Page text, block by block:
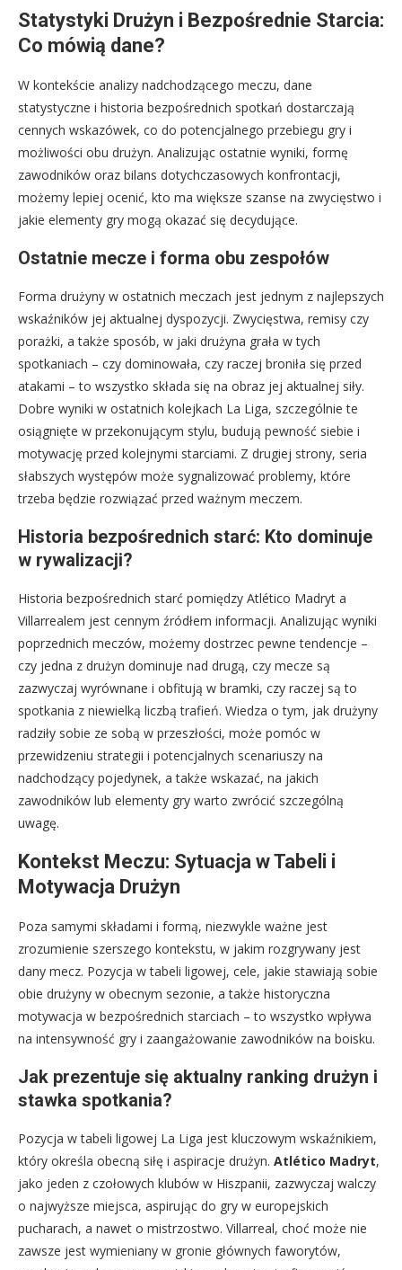
Statystyki Drużyn i Bezpośrednie Starcia:
Co mówią dane?
W kontekście analizy nadchodzącego meczu, dane
statystyczne i historia bezpośrednich spotkań dostarczają
cennych wskazówek, co do potencjalnego przebiegu gry i
możliwości obu drużyn. Analizując ostatnie wyniki, formę
zawodników oraz bilans dotychczasowych konfrontacji,
możemy lepiej ocenić, kto ma większe szanse na zwycięstwo i
jakie elementy gry mogą okazać się decydujące.
Ostatnie mecze i forma obu zespołów
Forma drużyny w ostatnich meczach jest jednym z najlepszych
wskaźników jej aktualnej dyspozycji. Zwycięstwa, remisy czy
porażki, a także sposób, w jaki drużyna grała w tych
spotkaniach – czy dominowała, czy raczej broniła się przed
atakami – to wszystko składa się na obraz jej aktualnej siły.
Dobre wyniki w ostatnich kolejkach La Liga, szczególnie te
osiągnięte w przekonującym stylu, budują pewność siebie i
motywację przed kolejnymi starciami. Z drugiej strony, seria
słabszych występów może sygnalizować problemy, które
trzeba będzie rozwiązać przed ważnym meczem.
Historia bezpośrednich starć: Kto dominuje
w rywalizacji?
Historia bezpośrednich starć pomiędzy Atlético Madryt a
Villarrealem jest cennym źródłem informacji. Analizując wyniki
poprzednich meczów, możemy dostrzec pewne tendencje –
czy jedna z drużyn dominuje nad drugą, czy mecze są
zazwyczaj wyrównane i obfitują w bramki, czy raczej są to
spotkania z niewielką liczbą trafień. Wiedza o tym, jak drużyny
radziły sobie ze sobą w przeszłości, może pomóc w
przewidzeniu strategii i potencjalnych scenariuszy na
nadchodzący pojedynek, a także wskazać, na jakich
zawodników lub elementy gry warto zwrócić szczególną
uwagę.
Kontekst Meczu: Sytuacja w Tabeli i
Motywacja Drużyn
Poza samymi składami i formą, niezwykle ważne jest
zrozumienie szerszego kontekstu, w jakim rozgrywany jest
dany mecz. Pozycja w tabeli ligowej, cele, jakie stawiają sobie
obie drużyny w obecnym sezonie, a także historyczna
motywacja w bezpośrednich starciach – to wszystko wpływa
na intensywność gry i zaangażowanie zawodników na boisku.
Jak prezentuje się aktualny ranking drużyn i
stawka spotkania?
Pozycja w tabeli ligowej La Liga jest kluczowym wskaźnikiem,
który określa obecną siłę i aspiracje drużyn. Atlético Madryt,
jako jeden z czołowych klubów w Hiszpanii, zazwyczaj walczy
o najwyższe miejsca, aspirując do gry w europejskich
pucharach, a nawet o mistrzostwo. Villarreal, choć może nie
zawsze jest wymieniany w gronie głównych faworytów,